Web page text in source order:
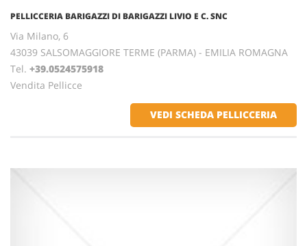
PELLICCERIA BARIGAZZI DI BARIGAZZI LIVIO E C. SNC
Via Milano, 6
43039 SALSOMAGGIORE TERME (PARMA) - EMILIA ROMAGNA
Tel. +39.0524575918
Vendita Pellicce
VEDI SCHEDA PELLICCERIA